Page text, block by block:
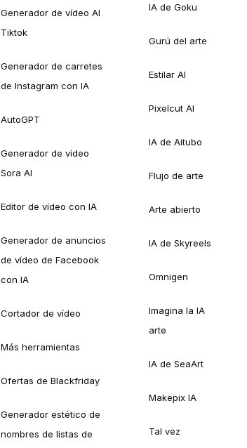
Generador de vídeo AI
Tiktok
Generador de carretes
de Instagram con IA
AutoGPT
Generador de vídeo
Sora AI
Editor de vídeo con IA
Generador de anuncios
de vídeo de Facebook
con IA
Cortador de vídeo
Más herramientas
Ofertas de Blackfriday
Generador estético de
nombres de listas de
IA de Goku
Gurú del arte
Estilar AI
Pixelcut AI
IA de Aitubo
Flujo de arte
Arte abierto
IA de Skyreels
Omnigen
Imagina la IA
arte
IA de SeaArt
Makepix IA
Tal vez